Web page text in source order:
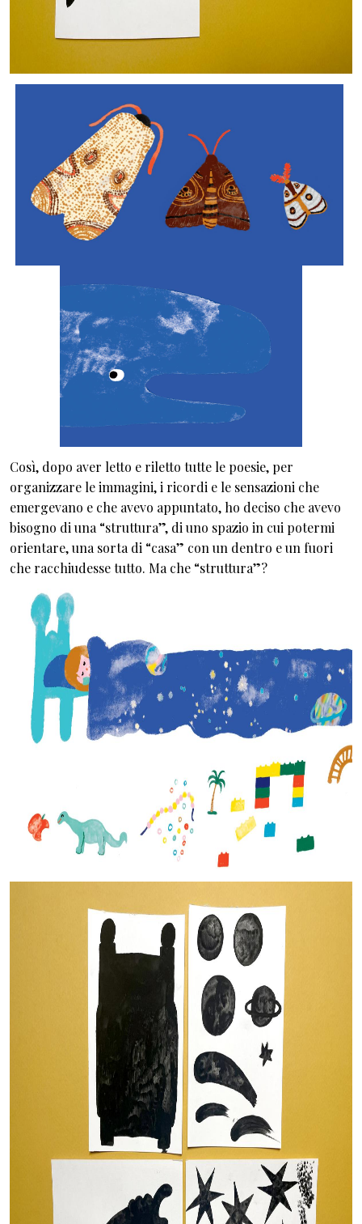
Così, dopo aver letto e riletto tutte le poesie, per
organizzare le immagini, i ricordi e le sensazioni che
emergevano e che avevo appuntato, ho deciso che avevo
bisogno di una “struttura”, di uno spazio in cui potermi
orientare, una sorta di “casa” con un dentro e un fuori
che racchiudesse tutto. Ma che “struttura”?